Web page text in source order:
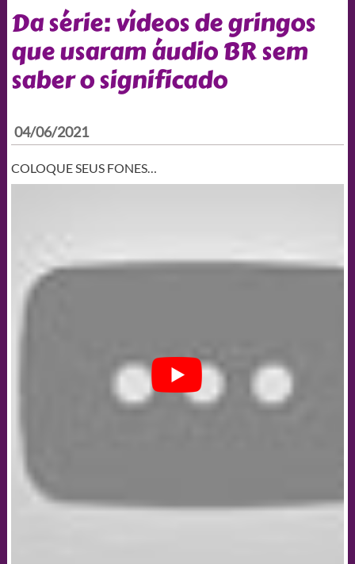
Da série: vídeos de gringos
que usaram áudio BR sem
saber o significado
04/06/2021
COLOQUE SEUS FONES…